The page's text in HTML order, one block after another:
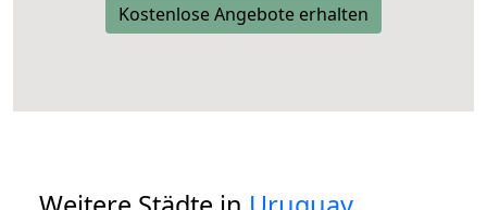
Kostenlose Angebote erhalten